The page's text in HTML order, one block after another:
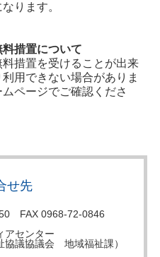
ります。
措置について
措置を受けることが出来
用できない場合がありま
ページでご確認くださ
せ先
FAX 0968-72-0846
アセンター
協議協議会 地域福祉課）